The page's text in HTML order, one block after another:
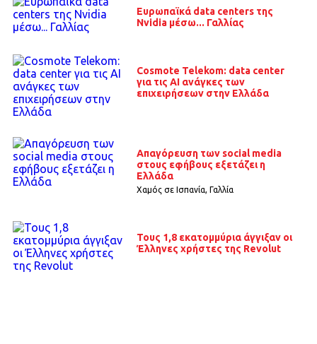
Ευρωπαϊκά data centers της
Nvidia μέσω... Γαλλίας
Cosmote Telekom: data center
για τις ΑΙ ανάγκες των
επιχειρήσεων στην Ελλάδα
Απαγόρευση των social media
στους εφήβους εξετάζει η
Ελλάδα
Χαμός σε Ισπανία, Γαλλία
Τους 1,8 εκατομμύρια άγγιξαν οι
Έλληνες χρήστες της Revolut